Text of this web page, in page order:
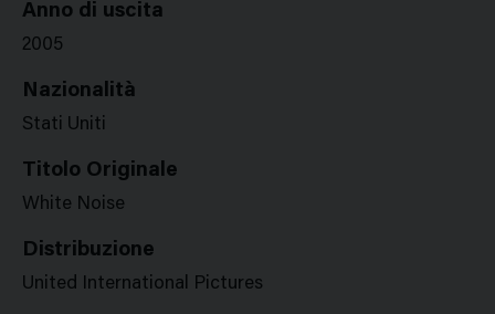
Anno di uscita
2005
Nazionalità
Stati Uniti
Titolo Originale
White Noise
Distribuzione
United International Pictures